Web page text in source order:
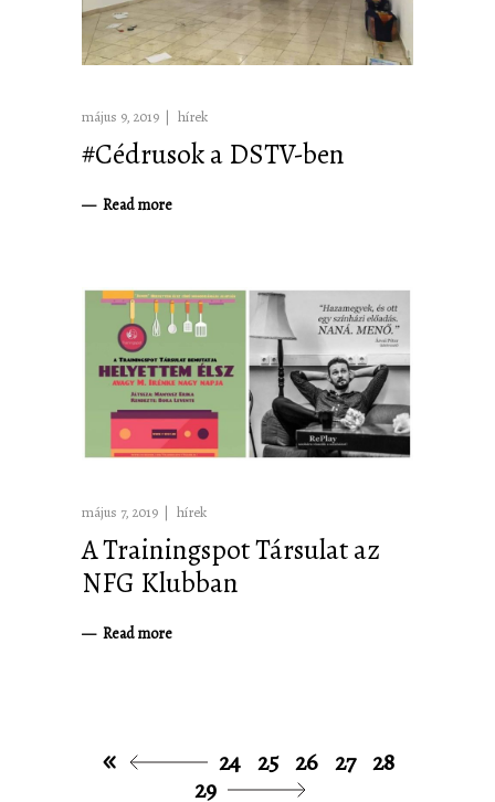
május 9, 2019 hírek
#Cédrusok a DSTV-ben
Read more
május 7, 2019 hírek
A Trainingspot Társulat az
NFG Klubban
Read more
24 25 26 27 28
29